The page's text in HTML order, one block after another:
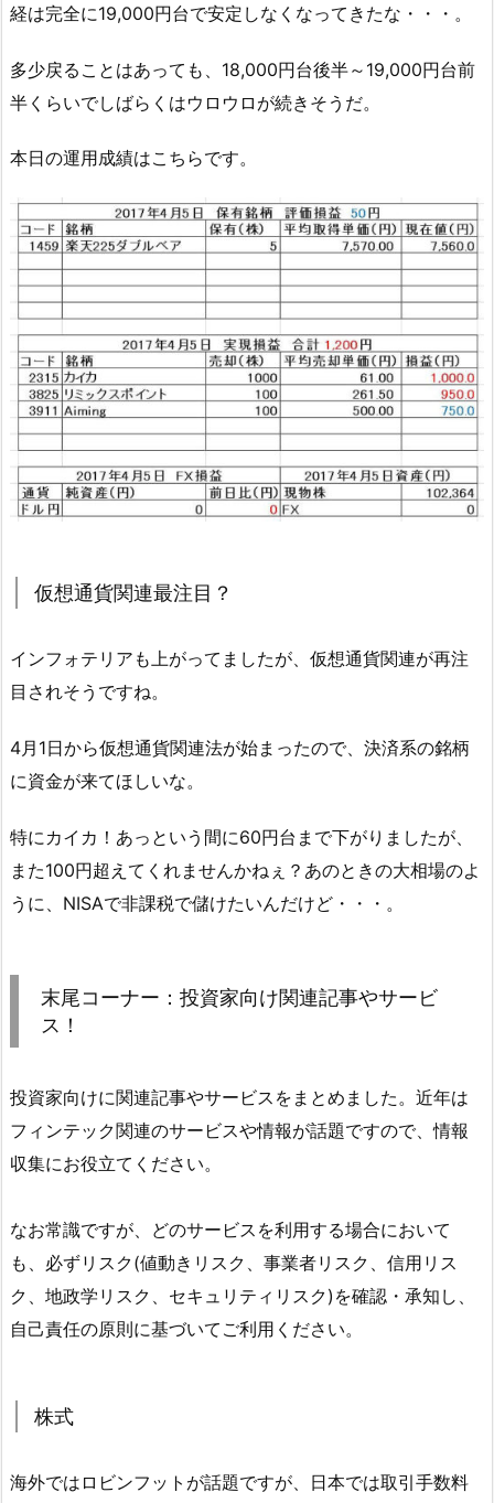
経は完全に19,000円台で安定しなくなってきたな・・・。
多少戻ることはあっても、18,000円台後半～19,000円台前
半くらいでしばらくはウロウロが続きそうだ。
本日の運用成績はこちらです。
仮想通貨関連最注目？
インフォテリアも上がってましたが、仮想通貨関連が再注
目されそうですね。
4月1日から仮想通貨関連法が始まったので、決済系の銘柄
に資金が来てほしいな。
特にカイカ！あっという間に60円台まで下がりましたが、
また100円超えてくれませんかねぇ？あのときの大相場のよ
うに、NISAで非課税で儲けたいんだけど・・・。
末尾コーナー：投資家向け関連記事やサービ
ス！
投資家向けに関連記事やサービスをまとめました。近年は
フィンテック関連のサービスや情報が話題ですので、情報
収集にお役立てください。
なお常識ですが、どのサービスを利用する場合において
も、必ずリスク(値動きリスク、事業者リスク、信用リス
ク、地政学リスク、セキュリティリスク)を確認・承知し、
自己責任の原則に基づいてご利用ください。
株式
海外ではロビンフットが話題ですが、日本では取引手数料